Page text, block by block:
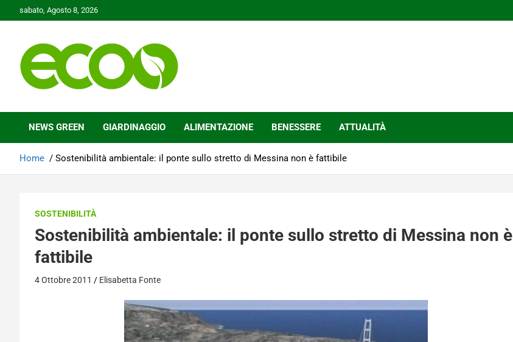
to
sabato, Agosto 8, 2026
Ecoo.it
NEWS GREEN GIARDINAGGIO ALIMENTAZIONE BENESSERE ATTUALITÀ
Home Sostenibilità ambientale: il ponte sullo stretto di Messina non è fattibile
SOSTENIBILITÀ
Sostenibilità ambientale: il ponte sullo stretto di Messina non è
fattibile
4 Ottobre 2011 Elisabetta Fonte